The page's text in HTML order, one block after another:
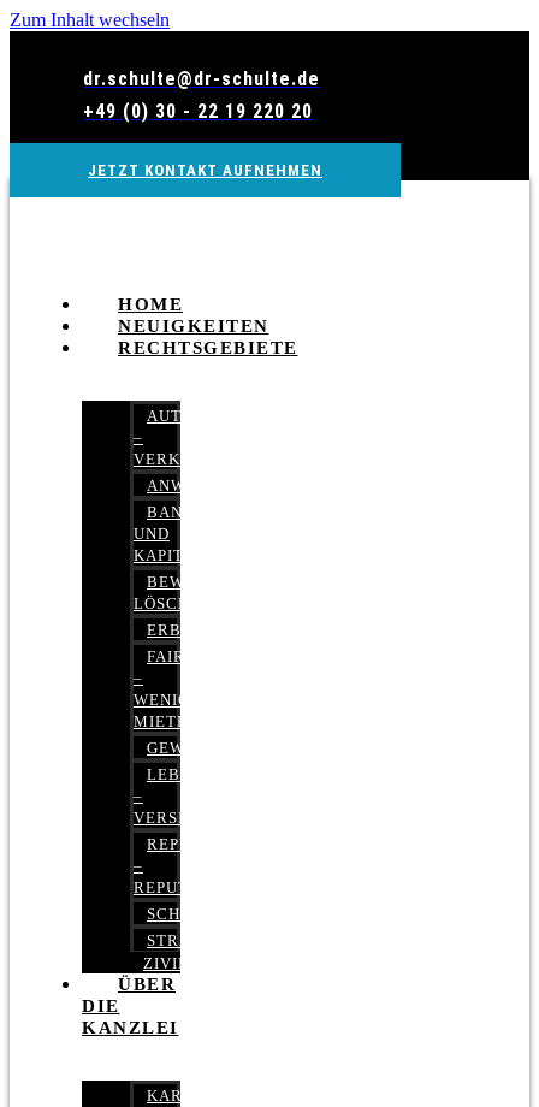
Zum Inhalt wechseln
dr.schulte@dr-schulte.de
+49 (0) 30 - 22 19 220 20
JETZT KONTAKT AUFNEHMEN
HOME
NEUIGKEITEN
RECHTSGEBIETE
AUTOBETRUG
–
VERKEHRSRECHT
ANWALTSHAFTUNGSRECHT
BANK-
UND
KAPITALMARKTRECHT
BEWERTUNGEN
LÖSCHEN
ERBRECHT
FAIRMIETEN
–
WENIGER
MIETE
GEWERBERECHT
LEBENSVERSICHERUNG
–
VERSICHERUNGSRECHT
REPUTATIONSRECHT
–
REPUTATIONSMANAGEMENT
SCHUFARECHT
STRAFRECHT
ZIVILRECHT
ÜBER
DIE
KANZLEI
KARRIERE